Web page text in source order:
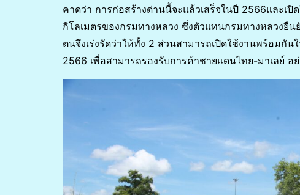
คาดว่า การก่อสร้างด่านนี้จะแล้วเสร็จในปี 2566และเ
กิโลเมตรของกรมทางหลวง ซึ่งตัวแทนกรมทางหลวงยื
ตนจึงเร่งรัดว่าให้ทั้ง 2 ส่วนสามารถเปิดใช้งานพร้อมกั
2566 เพื่อสามารถรองรับการค้าชายแดนไทย-มาเลย์ อ